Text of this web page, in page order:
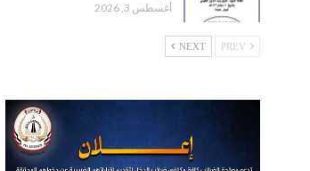
أغسطس 3, 2026
NEXT